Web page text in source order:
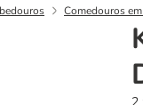
Comedouros